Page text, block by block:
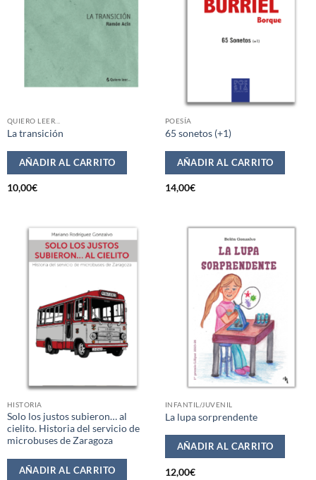
QUIERO LEER...
La transición
AÑADIR AL CARRITO
10,00€
POESÍA
65 sonetos (+1)
AÑADIR AL CARRITO
14,00€
HISTORIA
Solo los justos subieron… al
cielito. Historia del servicio de
microbuses de Zaragoza
AÑADIR AL CARRITO
INFANTIL/JUVENIL
La lupa sorprendente
AÑADIR AL CARRITO
12,00€